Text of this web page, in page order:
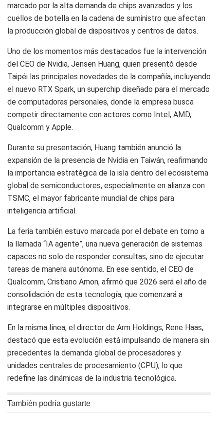
marcado por la alta demanda de chips avanzados y los
cuellos de botella en la cadena de suministro que afectan
la producción global de dispositivos y centros de datos.
Uno de los momentos más destacados fue la intervención
del CEO de Nvidia, Jensen Huang, quien presentó desde
Taipéi las principales novedades de la compañía, incluyendo
el nuevo RTX Spark, un superchip diseñado para el mercado
de computadoras personales, donde la empresa busca
competir directamente con actores como Intel, AMD,
Qualcomm y Apple.
Durante su presentación, Huang también anunció la
expansión de la presencia de Nvidia en Taiwán, reafirmando
la importancia estratégica de la isla dentro del ecosistema
global de semiconductores, especialmente en alianza con
TSMC, el mayor fabricante mundial de chips para
inteligencia artificial.
La feria también estuvo marcada por el debate en torno a
la llamada “IA agente”, una nueva generación de sistemas
capaces no solo de responder consultas, sino de ejecutar
tareas de manera autónoma. En ese sentido, el CEO de
Qualcomm, Cristiano Amon, afirmó que 2026 será el año de
consolidación de esta tecnología, que comenzará a
integrarse en múltiples dispositivos.
En la misma línea, el director de Arm Holdings, Rene Haas,
destacó que esta evolución está impulsando de manera sin
precedentes la demanda global de procesadores y
unidades centrales de procesamiento (CPU), lo que
redefine las dinámicas de la industria tecnológica.
También podría gustarte